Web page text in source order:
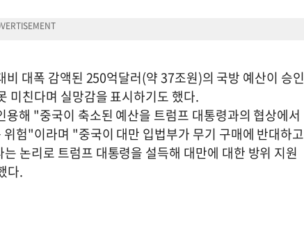
대폭 감액된 250억달러(약 37조원)의 국방 예산이 승인
미친다며 실망감을 표시하기도 했다.
해 "중국이 축소된 예산을 트럼프 대통령과의 협상에서
험"이라며 "중국이 대만 입법부가 무기 구매에 반대하고
논리로 트럼프 대통령을 설득해 대만에 대한 방위 지원
다.